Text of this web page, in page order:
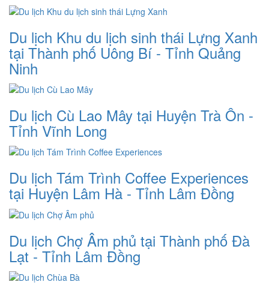
Du lịch Khu du lịch sinh thái Lựng Xanh
tại Thành phố Uông Bí - Tỉnh Quảng
Ninh
Du lịch Cù Lao Mây tại Huyện Trà Ôn -
Tỉnh Vĩnh Long
Du lịch Tám Trình Coffee Experiences
tại Huyện Lâm Hà - Tỉnh Lâm Đồng
Du lịch Chợ Âm phủ tại Thành phố Đà
Lạt - Tỉnh Lâm Đồng